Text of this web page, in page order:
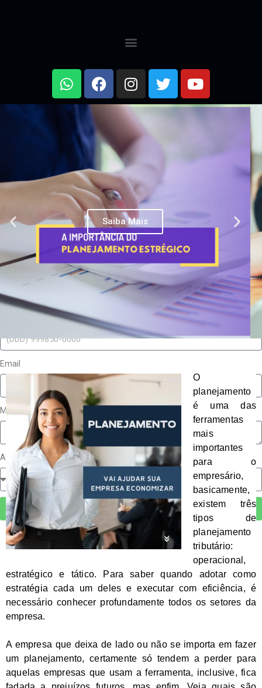
Saiba Mais
Nome
Email
Mensagem
Assunto
Enviar
O
planejamento
é uma das
ferramentas
mais
importantes
para o
empresário,
basicamente,
existem três
tipos de
planejamento
tributário:
operacional,
estratégico e tático. Para saber quando adotar como
estratégia cada um deles e executar com eficiência, é
necessário conhecer profundamente todos os setores da
empresa.
A empresa que deixa de lado ou não se importa em fazer
um planejamento, certamente só tendem a perder para
aquelas empresas que usam a ferramenta, inclusive, fica